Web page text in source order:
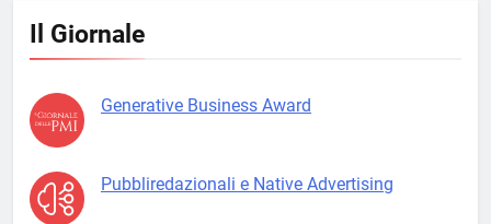
Il Giornale
Generative Business Award
Pubbliredazionali e Native Advertising